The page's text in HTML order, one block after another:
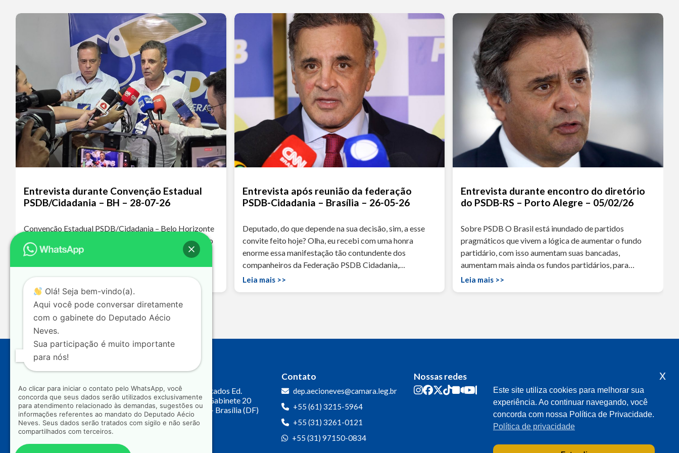
Entrevista durante Convenção Estadual
PSDB/Cidadania – BH – 28-07-26
Convenção Estadual PSDB/Cidadania – Belo Horizonte
– 28-07-26 Deputado fala pra gente o que foi discutido
na convenção e as expectativas do partido para as
próximas eleições. O PSDB passa…
Leia mais >>
Entrevista após reunião da federação
PSDB-Cidadania – Brasília – 26-05-26
Deputado, do que depende na sua decisão, sim, a esse
convite feito hoje? Olha, eu recebi com uma honra
enorme essa manifestação tão contundente dos
companheiros da Federação PSDB Cidadania,…
Leia mais >>
Entrevista durante encontro do diretório
do PSDB-RS – Porto Alegre – 05/02/26
Sobre PSDB O Brasil está inundado de partidos
pragmáticos que vivem a lógica de aumentar o fundo
partidário, com isso aumentam suas bancadas,
aumentam mais ainda os fundos partidários, para…
Leia mais >>
Câmara dos Deputados Ed.
Principal, Ala C – Gabinete 20
CEP: 70.160-900 – Brasília (DF)
Contato
dep.aecioneves@camara.leg.br
+55 (61) 3215-5964
+55 (31) 3261-0121
+55 (31) 97150-0834
Nossas redes
Olá! Seja bem-vindo(a).
Aqui você pode conversar diretamente
com o gabinete do Deputado Aécio
Neves.
Sua participação é muito importante
para nós!
Ao clicar para iniciar o contato pelo WhatsApp, você
concorda que seus dados serão utilizados exclusivamente
para atendimento relacionado às demandas, sugestões ou
informações referentes ao mandato do Deputado Aécio
Neves. Seus dados serão tratados com sigilo e não serão
compartilhados com terceiros.
Este site utiliza cookies para melhorar sua
experiência. Ao continuar navegando, você
concorda com nossa Política de Privacidade.
Política de privacidade
x